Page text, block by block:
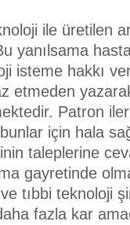
ile üretilen
yanılsama
isteme hakkı
etmeden
Patron
için hala
taleplerine
gayretinde
tıbbi teknoloji
fazla kar